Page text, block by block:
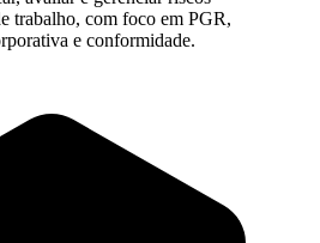
trabalho, com foco em PGR,
e conformidade.